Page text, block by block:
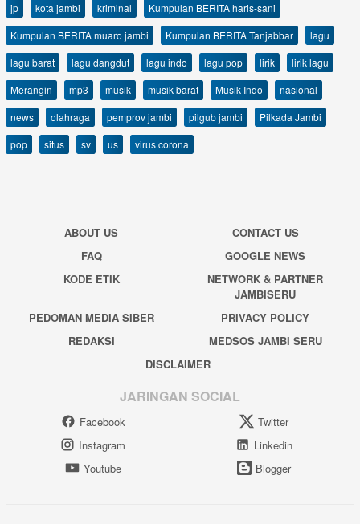
jp
kota jambi kriminal
Kumpulan BERITA haris-sani
Kumpulan BERITA muaro jambi
Kumpulan BERITA Tanjabbar
lagu
lagu barat
lagu dangdut lagu indo lagu pop lirik
lirik lagu
Merangin
mp3 musik musik barat Musik Indo
nasional
news
olahraga pemprov jambi pilgub jambi
Pilkada Jambi
pop
situs sv us virus corona
ABOUT US
CONTACT US
FAQ
GOOGLE NEWS
KODE ETIK
NETWORK & PARTNER
JAMBISERU
PEDOMAN MEDIA SIBER
PRIVACY POLICY
REDAKSI
MEDSOS JAMBI SERU
DISCLAIMER
JARINGAN SOCIAL
Facebook
Twitter
Instagram
Linkedin
Youtube
Blogger